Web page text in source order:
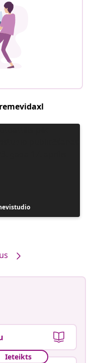
Ieteikts